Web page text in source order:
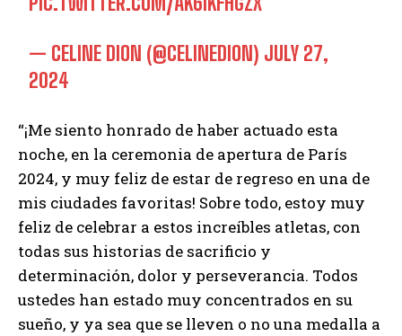
— CELINE DION (@CELINEDION) JULY 27,
2024
“¡Me siento honrado de haber actuado esta
noche, en la ceremonia de apertura de París
2024, y muy feliz de estar de regreso en una de
mis ciudades favoritas! Sobre todo, estoy muy
feliz de celebrar a estos increíbles atletas, con
todas sus historias de sacrificio y
determinación, dolor y perseverancia. Todos
ustedes han estado muy concentrados en su
sueño, y ya sea que se lleven o no una medalla a